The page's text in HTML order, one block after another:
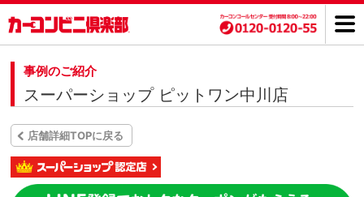
事例のご紹介
スーパーショップ ピットワン中川店
店舗詳細TOPに戻る